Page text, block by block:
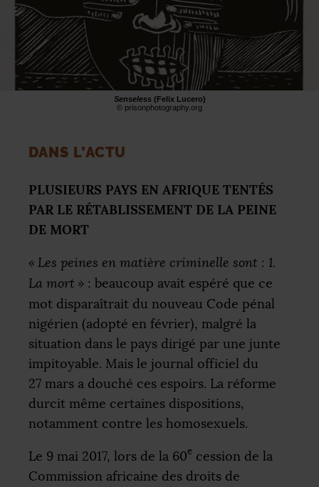
Senseless (Felix Lucero)
© prisonphotography.org
DANS L’ACTU
PLUSIEURS PAYS EN AFRIQUE TENTÉS
PAR LE RÉTABLISSEMENT DE LA PEINE
DE MORT
« Les peines en matière criminelle sont : 1.
La mort » : beaucoup avait espéré que ce
mot disparaîtrait du nouveau Code pénal
nigérien (adopté en février), malgré la
situation dans le pays dirigé par une junte
impitoyable. Mais le journal officiel du
27 mars a douché ces espoirs. La réforme
durcit même certaines dispositions,
notamment contre les homosexuels.
Le 9 mai 2017, lors de la 60e cession de la
Commission africaine des droits de